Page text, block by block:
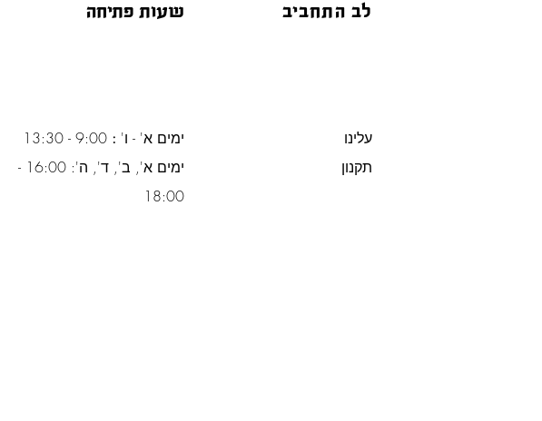
שעות פתיחה לב התחביב
ימים א' - ו' :
ימים א', ב', ד', ה': 16:00 -
18:00
עלינו
תקנון